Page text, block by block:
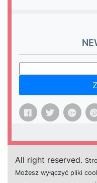
All right reserved.
Możesz wyłączyć pliki coo